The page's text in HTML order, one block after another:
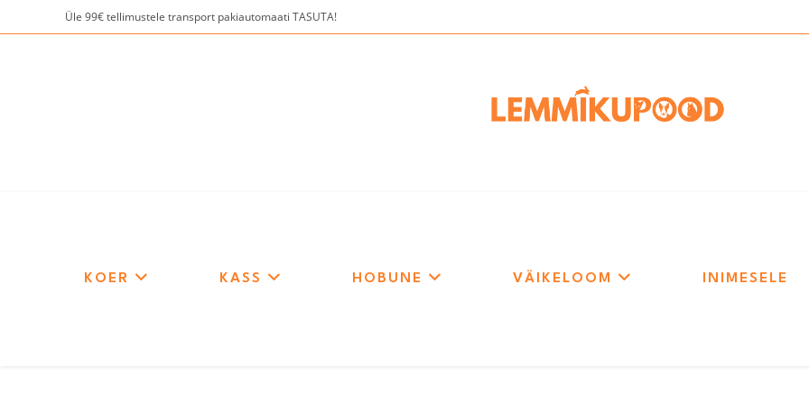
to
Üle 99€ tellimustele transport pakiautomaati TASUTA!
KOER KASS HOBUNE VÄIKELOOM INIMESELE